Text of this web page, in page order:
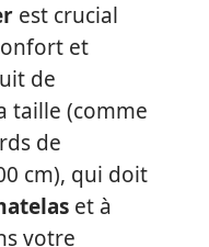
est crucial
et
de
taille (comme
de
cm), qui doit
et à
votre